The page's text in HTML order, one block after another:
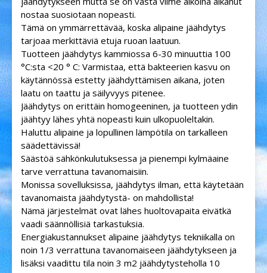
nostaa suosiotaan nopeasti.
Tämä on ymmärrettävää, koska alipaine jäähdytys
tarjoaa merkittäviä etuja ruoan laatuun.
Tuotteen jäähdytys kammiossa 6-30 minuuttia 100
°C:sta <20 ° C: Varmistaa, että bakteerien kasvu on
käytännössä estetty jäähdyttämisen aikana, joten
laatu on taattu ja säilyvyys pitenee.
Jäähdytys on erittäin homogeeninen, ja tuotteen ydin
jäähtyy lähes yhtä nopeasti kuin ulkopuoleltakin.
Haluttu alipaine ja lopullinen lämpötila on tarkalleen
säädettävissä!
Säästöä sähkönkulutuksessa ja pienempi kylmäaine
tarve verrattuna tavanomaisiin.
Monissa sovelluksissa, jäähdytys ilman, että käytetään
tavanomaista ​​jäähdytystä- on mahdollista!
Nämä järjestelmät ovat lähes huoltovapaita eivätkä
vaadi säännöllisiä tarkastuksia.
Energiakustannukset alipaine jäähdytys tekniikalla on
noin 1/3 verrattuna tavanomaiseen jäähdytykseen ja
lisäksi vaadittu tila noin 3 m2 jäähdytysteholla 10